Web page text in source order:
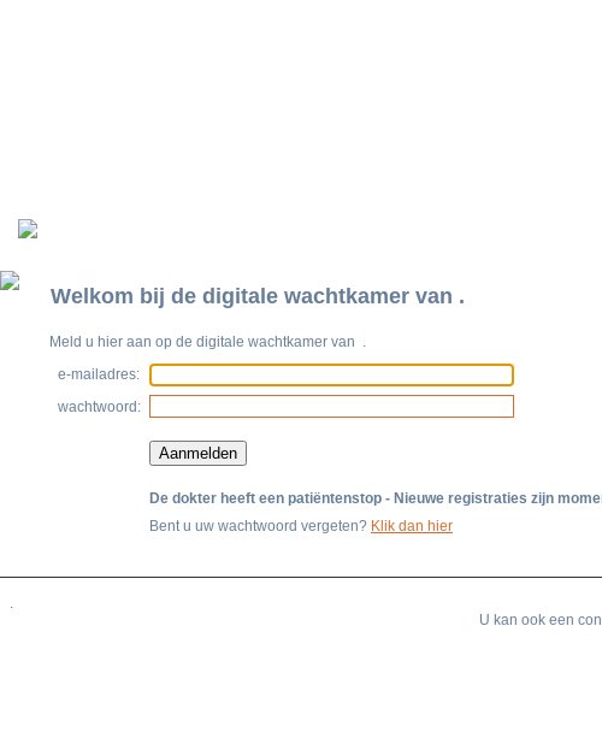
Welkom bij de digitale wachtkamer van .
Meld u hier aan op de digitale wachtkamer van .
e-mailadres:
wachtwoord:
De dokter heeft een patiëntenstop - Nieuwe registraties zijn
Bent u uw wachtwoord vergeten? Klik dan hier
.
U kan ook een